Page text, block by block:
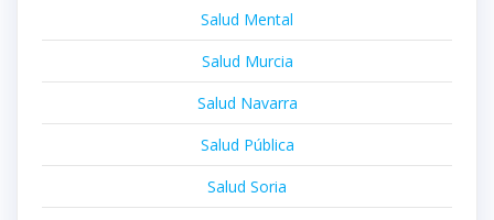
Salud Mental
Salud Murcia
Salud Navarra
Salud Pública
Salud Soria